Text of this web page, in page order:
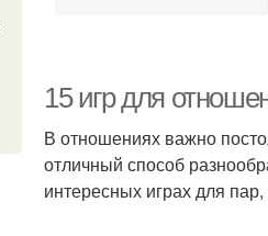
15 игр для
В отношениях важно
отличный способ
интересных играх для